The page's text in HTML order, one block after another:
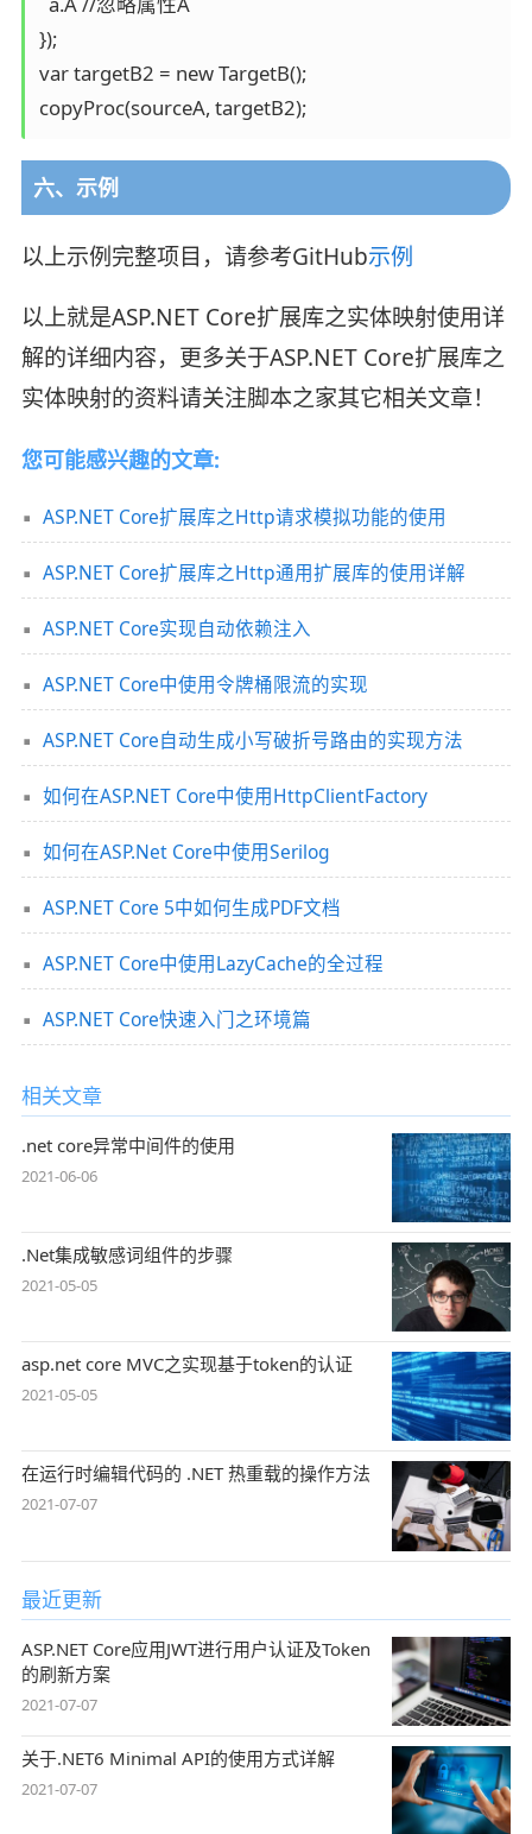
});
var targetB2 = new TargetB();
copyProc(sourceA, targetB2);
六、示例
以上示例完整项目，请参考GitHub示例
以上就是ASP.NET Core扩展库之实体映射使用详
解的详细内容，更多关于ASP.NET Core扩展库之
实体映射的资料请关注脚本之家其它相关文章！
您可能感兴趣的文章:
ASP.NET Core扩展库之Http请求模拟功能的使用
ASP.NET Core扩展库之Http通用扩展库的使用详解
ASP.NET Core实现自动依赖注入
ASP.NET Core中使用令牌桶限流的实现
ASP.NET Core自动生成小写破折号路由的实现方法
如何在ASP.NET Core中使用HttpClientFactory
如何在ASP.Net Core中使用Serilog
ASP.NET Core 5中如何生成PDF文档
ASP.NET Core中使用LazyCache的全过程
ASP.NET Core快速入门之环境篇
相关文章
.net core异常中间件的使用
2021-06-06
.Net集成敏感词组件的步骤
2021-05-05
asp.net core MVC之实现基于token的认证
2021-05-05
在运行时编辑代码的 .NET 热重载的操作方法
2021-07-07
最近更新
ASP.NET Core应用JWT进行用户认证及Token
的刷新方案
2021-07-07
关于.NET6 Minimal API的使用方式详解
2021-07-07